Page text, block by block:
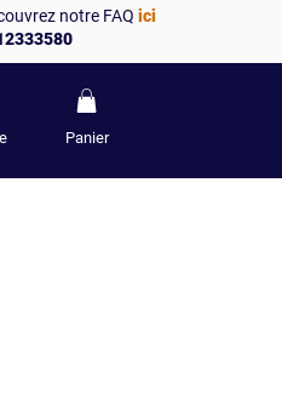
notre FAQici
Panier